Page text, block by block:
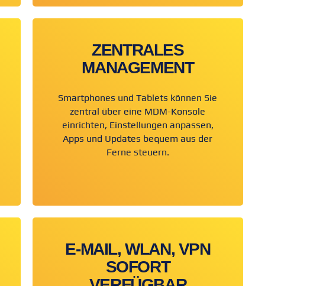
ZENTRALES
MANAGEMENT
Smartphones und Tablets können Sie
zentral über eine MDM-Konsole
einrichten, Einstellungen anpassen,
Apps und Updates bequem aus der
Ferne steuern.
E-MAIL, WLAN, VPN
SOFORT